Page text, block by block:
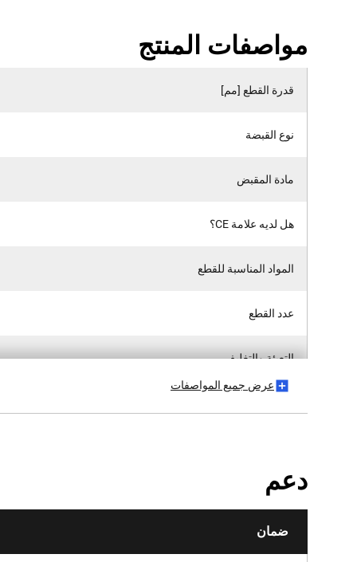
مواصفات المنتج
قدرة القطع [مم]
نوع القبضة
مادة المقبض
هل لديه علامة CE؟
المواد المناسبة للقطع
عدد القطع
التعبئة والتغليف
نمط تغليف المنتج
وزن المنتج [جم]
عرض جميع المواصفات
دعم
ضمان